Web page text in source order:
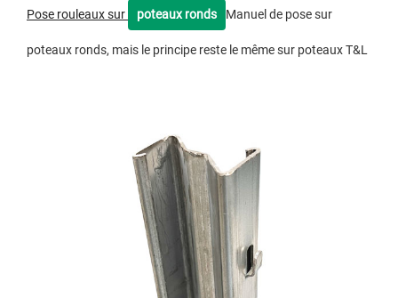
Pose rouleaux sur poteaux ronds Manuel de pose sur
poteaux ronds, mais le principe reste le même sur poteaux T&L